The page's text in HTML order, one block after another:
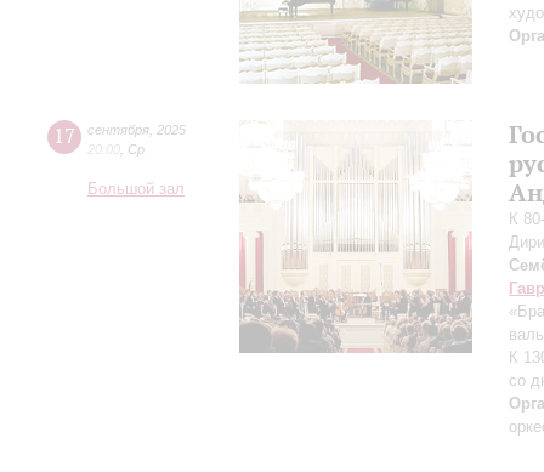
17 сентября 2025
20:00 Ср
Большой зал
К
К
со